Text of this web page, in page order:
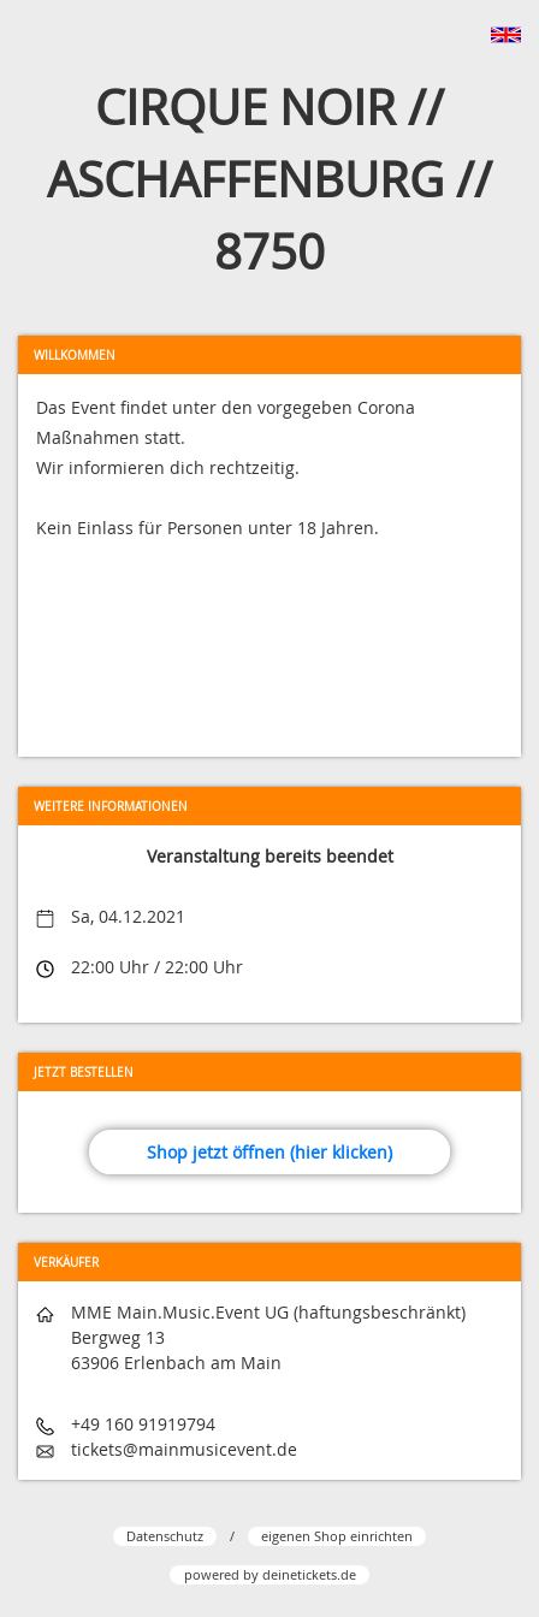
CIRQUE NOIR //
ASCHAFFENBURG //
8750
WILLKOMMEN
Das Event findet unter den vorgegeben Corona
Maßnahmen statt.
Wir informieren dich rechtzeitig.
Kein Einlass für Personen unter 18 Jahren.
WEITERE INFORMATIONEN
Veranstaltung bereits beendet
Sa, 04.12.2021
22:00 Uhr / 22:00 Uhr
JETZT BESTELLEN
Shop jetzt öffnen (hier klicken)
VERKÄUFER
MME Main.Music.Event UG (haftungsbeschränkt)
Bergweg 13
63906 Erlenbach am Main
+49 160 91919794
tickets@mainmusicevent.de
Datenschutz / eigenen Shop einrichten
powered by deinetickets.de